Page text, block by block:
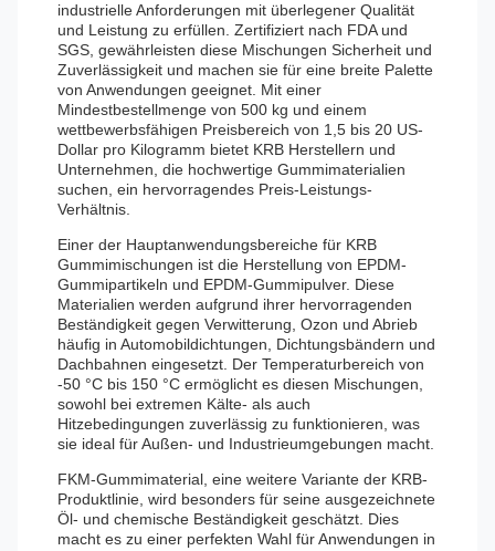
industrielle Anforderungen mit überlegener Qualität
und Leistung zu erfüllen. Zertifiziert nach FDA und
SGS, gewährleisten diese Mischungen Sicherheit und
Zuverlässigkeit und machen sie für eine breite Palette
von Anwendungen geeignet. Mit einer
Mindestbestellmenge von 500 kg und einem
wettbewerbsfähigen Preisbereich von 1,5 bis 20 US-
Dollar pro Kilogramm bietet KRB Herstellern und
Unternehmen, die hochwertige Gummimaterialien
suchen, ein hervorragendes Preis-Leistungs-
Verhältnis.
Einer der Hauptanwendungsbereiche für KRB
Gummimischungen ist die Herstellung von EPDM-
Gummipartikeln und EPDM-Gummipulver. Diese
Materialien werden aufgrund ihrer hervorragenden
Beständigkeit gegen Verwitterung, Ozon und Abrieb
häufig in Automobildichtungen, Dichtungsbändern und
Dachbahnen eingesetzt. Der Temperaturbereich von
-50 °C bis 150 °C ermöglicht es diesen Mischungen,
sowohl bei extremen Kälte- als auch
Hitzebedingungen zuverlässig zu funktionieren, was
sie ideal für Außen- und Industrieumgebungen macht.
FKM-Gummimaterial, eine weitere Variante der KRB-
Produktlinie, wird besonders für seine ausgezeichnete
Öl- und chemische Beständigkeit geschätzt. Dies
macht es zu einer perfekten Wahl für Anwendungen in